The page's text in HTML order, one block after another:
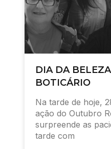
DIA DA
BOTICÁRIO
Na tarde de hoje,
ação do Outubro
surpreende as
tarde com